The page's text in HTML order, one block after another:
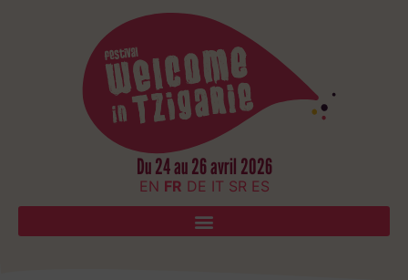
Du 24 au 26 avril 2026
EN FR DE IT SR ES